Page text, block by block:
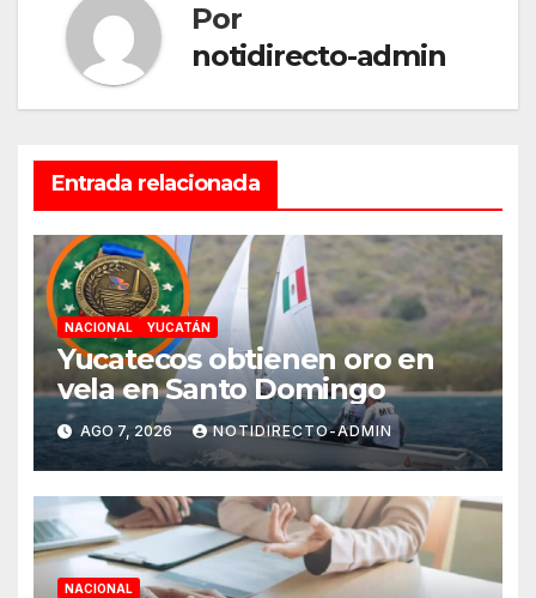
Por
notidirecto-admin
Entrada relacionada
NACIONAL YUCATÁN
Yucatecos obtienen oro en
vela en Santo Domingo
AGO 7, 2026 NOTIDIRECTO-ADMIN
NACIONAL